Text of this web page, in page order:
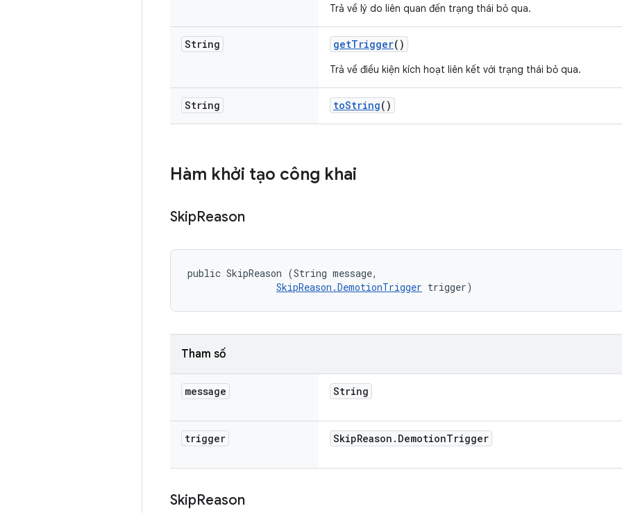
Trả về lý do liên quan đến trạng thái bỏ qua.
String getTrigger()
Trả về điều kiện kích hoạt liên kết với trạng thái bỏ qua.
String toString()
Hàm khởi tạo công khai
SkipReason
public SkipReason (String message,
SkipReason.DemotionTrigger trigger)
Tham số
message String
trigger SkipReason . DemotionTrigger
SkipReason